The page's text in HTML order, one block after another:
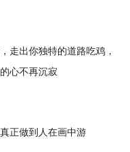
走出你独特的道路吃鸡 ，
心不再沉寂
正做到人在画中游